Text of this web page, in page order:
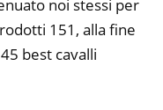
noi stessi per
151, alla fine
best cavalli